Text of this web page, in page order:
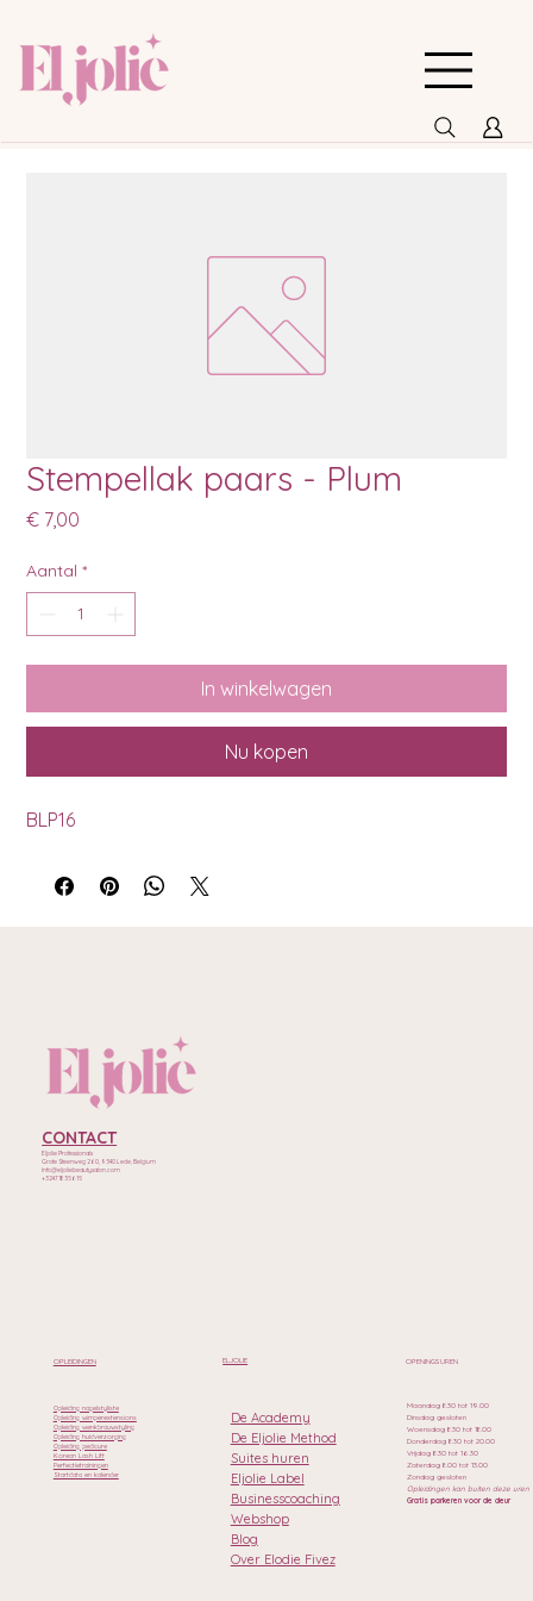
Stempellak paars - Plum
€ 7,00
Aantal *
In winkelwagen
Nu kopen
BLP16
Maandag 8.30 tot 19.00
Dinsdag gesloten
Woensdag 8.30 tot 18.00
Donderdag 8.30 tot 20.00
Vrijdag 8.30 tot 16.30
Zaterdag 8.00 tot 13.00
Zondag gesloten
Opleidingen kan buiten deze uren
Gratis parkeren voor de deur
OPENINGSUREN
De Academy
De Eljolie Method
Suites huren
Eljolie Label
Businesscoaching
Webshop
Blog
Over Elodie Fivez
ELJOLIE
Opleiding nagelstyliste
Opleiding wimperextensions
Opleiding wenkbrauwstyling
Opleiding huidverzorging
Opleiding pedicure
Korean Lash Lift
Perfectietrainingen
Startdata en kalender
OPLEIDINGEN
CONTACT
Eljolie Professionals
Grote Steenweg 260, 9340 Lede, Belgium
Info@eljoliebeautysalon.com
+32471835615